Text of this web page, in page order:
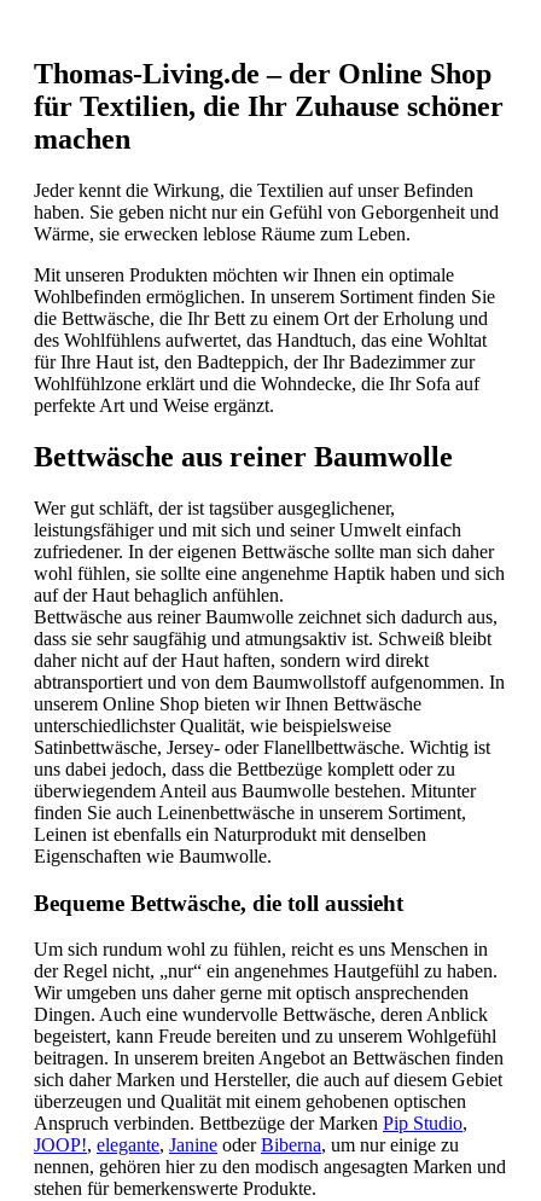
Thomas-Living.de – der Online Shop
für Textilien, die Ihr Zuhause schöner
machen
Jeder kennt die Wirkung, die Textilien auf unser Befinden
haben. Sie geben nicht nur ein Gefühl von Geborgenheit und
Wärme, sie erwecken leblose Räume zum Leben.
Mit unseren Produkten möchten wir Ihnen ein optimale
Wohlbefinden ermöglichen. In unserem Sortiment finden Sie
die Bettwäsche, die Ihr Bett zu einem Ort der Erholung und
des Wohlfühlens aufwertet, das Handtuch, das eine Wohltat
für Ihre Haut ist, den Badteppich, der Ihr Badezimmer zur
Wohlfühlzone erklärt und die Wohndecke, die Ihr Sofa auf
perfekte Art und Weise ergänzt.
Bettwäsche aus reiner Baumwolle
Wer gut schläft, der ist tagsüber ausgeglichener,
leistungsfähiger und mit sich und seiner Umwelt einfach
zufriedener. In der eigenen Bettwäsche sollte man sich daher
wohl fühlen, sie sollte eine angenehme Haptik haben und sich
auf der Haut behaglich anfühlen.
Bettwäsche aus reiner Baumwolle zeichnet sich dadurch aus,
dass sie sehr saugfähig und atmungsaktiv ist. Schweiß bleibt
daher nicht auf der Haut haften, sondern wird direkt
abtransportiert und von dem Baumwollstoff aufgenommen. In
unserem Online Shop bieten wir Ihnen Bettwäsche
unterschiedlichster Qualität, wie beispielsweise
Satinbettwäsche, Jersey- oder Flanellbettwäsche. Wichtig ist
uns dabei jedoch, dass die Bettbezüge komplett oder zu
überwiegendem Anteil aus Baumwolle bestehen. Mitunter
finden Sie auch Leinenbettwäsche in unserem Sortiment,
Leinen ist ebenfalls ein Naturprodukt mit denselben
Eigenschaften wie Baumwolle.
Bequeme Bettwäsche, die toll aussieht
Um sich rundum wohl zu fühlen, reicht es uns Menschen in
der Regel nicht, „nur“ ein angenehmes Hautgefühl zu haben.
Wir umgeben uns daher gerne mit optisch ansprechenden
Dingen. Auch eine wundervolle Bettwäsche, deren Anblick
begeistert, kann Freude bereiten und zu unserem Wohlgefühl
beitragen. In unserem breiten Angebot an Bettwäschen finden
sich daher Marken und Hersteller, die auch auf diesem Gebiet
überzeugen und Qualität mit einem gehobenen optischen
Anspruch verbinden. Bettbezüge der Marken Pip Studio,
JOOP!, elegante, Janine oderBiberna, um nur einige zu
nennen, gehören hier zu den modisch angesagten Marken und
stehen für bemerkenswerte Produkte.